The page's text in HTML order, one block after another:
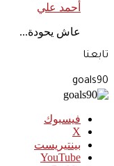
أحمد علي
عاش يحودة...
تابعنا
goals90
فيسبوك
‫X
بينتيريست
‫YouTube